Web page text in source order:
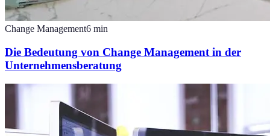
Change Management6 min
Die Bedeutung von Change Management in der
Unternehmensberatung